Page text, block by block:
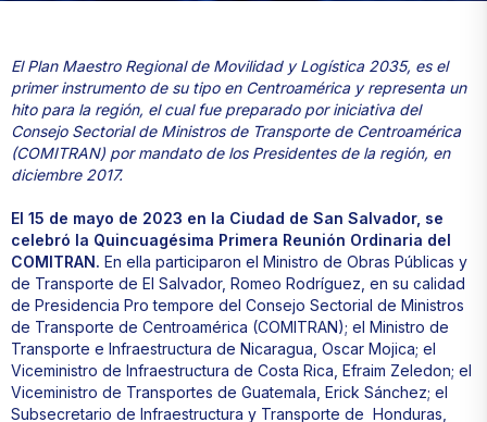
El Plan Maestro Regional de Movilidad y Logística 2035, es el
primer instrumento de su tipo en Centroamérica y representa un
hito para la región, el cual fue preparado por iniciativa del
Consejo Sectorial de Ministros de Transporte de Centroamérica
(COMITRAN) por mandato de los Presidentes de la región, en
diciembre 2017.
El 15 de mayo de 2023 en la Ciudad de San Salvador, se
celebró la Quincuagésima Primera Reunión Ordinaria del
COMITRAN. En ella participaron el Ministro de Obras Públicas y
de Transporte de El Salvador, Romeo Rodríguez, en su calidad
de Presidencia Pro tempore del Consejo Sectorial de Ministros
de Transporte de Centroamérica (COMITRAN); el Ministro de
Transporte e Infraestructura de Nicaragua, Oscar Mojica; el
Viceministro de Infraestructura de Costa Rica, Efraim Zeledon; el
Viceministro de Transportes de Guatemala, Erick Sánchez; el
Subsecretario de Infraestructura y Transporte de Honduras,